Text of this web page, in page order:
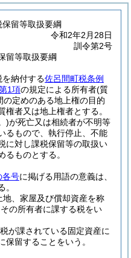
留等取扱要綱
令和2年2月28日
訓令第2号
留等取扱要綱
を納付する佐呂間町税条例
1項の規定による所有者(質
定めのある地上権の目的
者又は地上権者とする。
)が死亡又は相続者が不明等
るもので、執行停止、不能
に対し課税保留等の取扱い
るものとする。
各号に掲げる用語の意義は、
。
地、家屋及び償却資産を称
の所有者に課する税をい
が課されている固定資産に
留することをいう。